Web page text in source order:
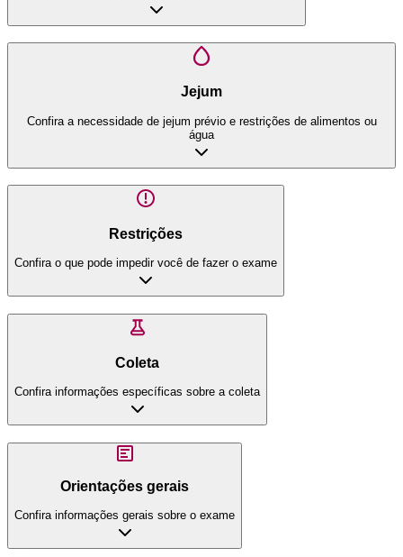
Jejum
Confira a necessidade de jejum prévio e restrições de alimentos ou
água
Restrições
Confira o que pode impedir você de fazer o exame
Coleta
Confira informações específicas sobre a coleta
Orientações gerais
Confira informações gerais sobre o exame